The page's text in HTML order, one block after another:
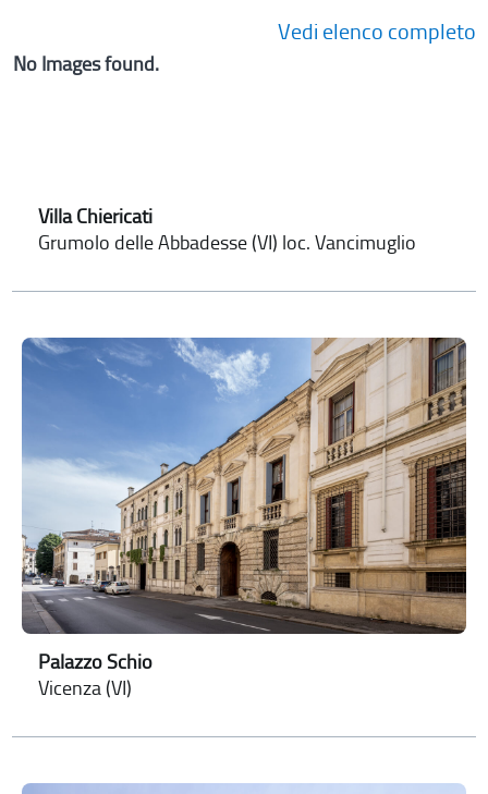
Vedi elenco completo
No Images found.
Villa Chiericati
Grumolo delle Abbadesse (VI) loc. Vancimuglio
Palazzo Schio
Vicenza (VI)